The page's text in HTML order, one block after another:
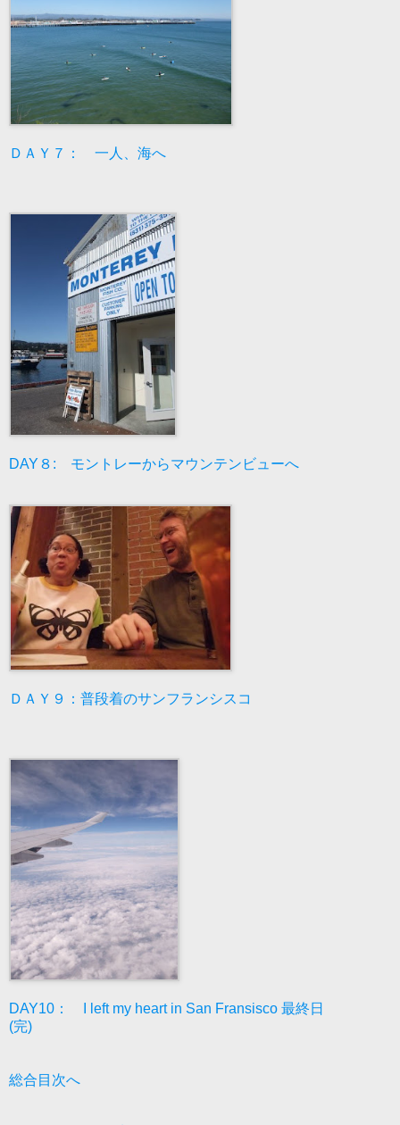
ＤＡＹ７： 一人、海へ
DAY８: モントレーからマウンテンビューへ
ＤＡＹ９：普段着のサンフランシスコ
DAY10： I left my heart in San Fransisco 最終日
(完)
総合目次へ